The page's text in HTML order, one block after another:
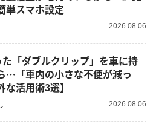
単スマホ設定
2026.08.06
…「車内の小さな不便が減っ
な活用術3選】
2026.08.06